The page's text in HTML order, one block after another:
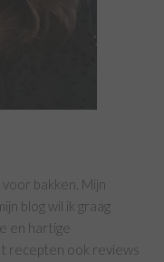
bakken. Mijn
blog wil ik graag
en hartige
recepten ook reviews